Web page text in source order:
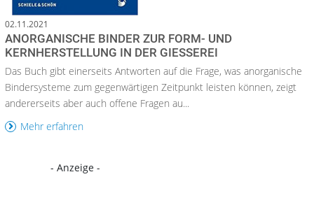
02.11.2021
ANORGANISCHE BINDER ZUR FORM- UND
KERNHERSTELLUNG IN DER GIESSEREI
Das Buch gibt einerseits Antworten auf die Frage, was anorganische
Bindersysteme zum gegenwärtigen Zeitpunkt leisten können, zeigt
andererseits aber auch offene Fragen au...
Mehr erfahren
- Anzeige -